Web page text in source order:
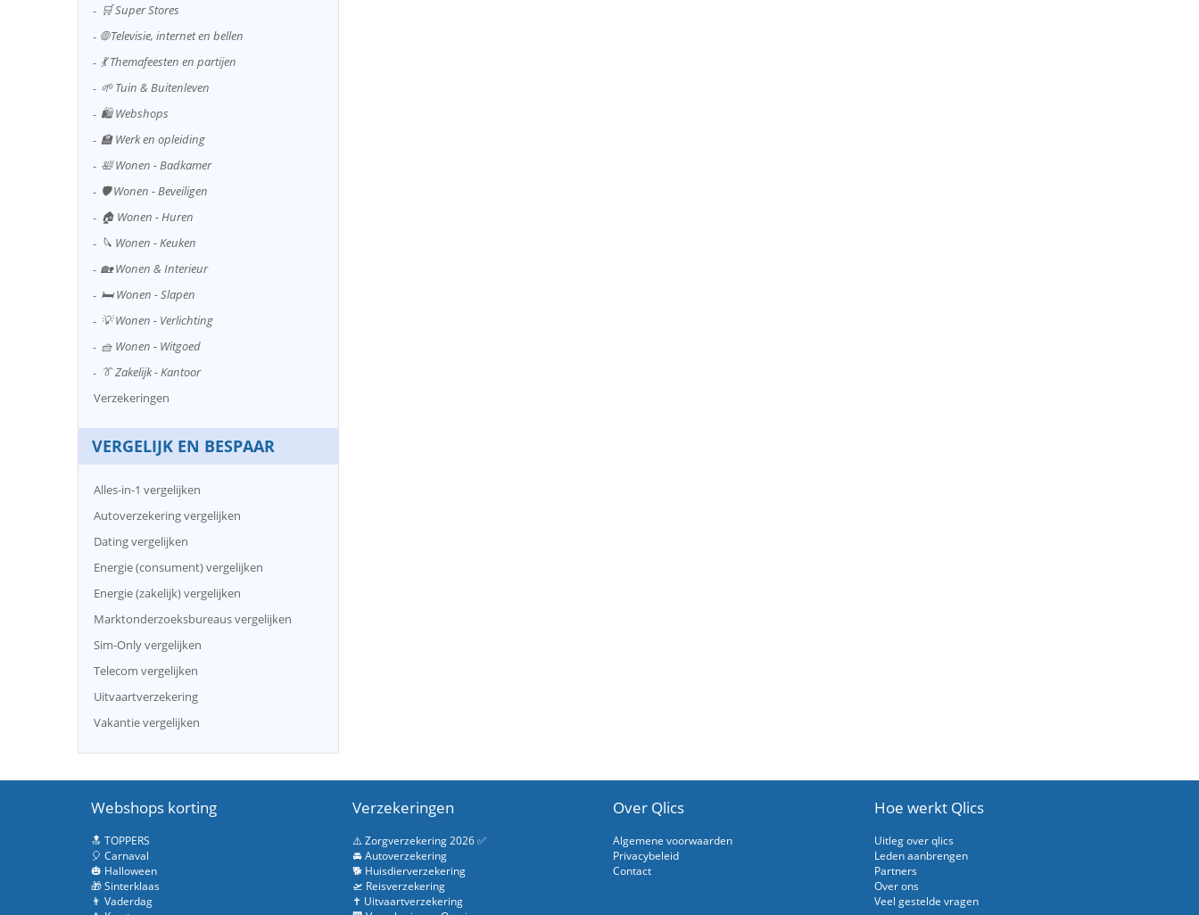
🛒 Super Stores
🌐 Televisie, internet en bellen
💃 Themafeesten en partijen
🌱 Tuin & Buitenleven
🛍️ Webshops
🏫 Werk en opleiding
🛀 Wonen - Badkamer
🛡️ Wonen - Beveiligen
🏠 Wonen - Huren
🔪 Wonen - Keuken
🏡 Wonen & Interieur
🛏️ Wonen - Slapen
💡 Wonen - Verlichting
🧺 Wonen - Witgoed
👔 Zakelijk - Kantoor
Verzekeringen
VERGELIJK EN BESPAAR
Alles-in-1 vergelijken
Autoverzekering vergelijken
Dating vergelijken
Energie (consument) vergelijken
Energie (zakelijk) vergelijken
Marktonderzoeksbureaus vergelijken
Sim-Only vergelijken
Telecom vergelijken
Uitvaartverzekering
Vakantie vergelijken
Webshops korting
🔝 TOPPERS
🎈 Carnaval
🎃 Halloween
🎁 Sinterklaas
👨 Vaderdag
Verzekeringen
⚠️ Zorgverzekering 2026 ✅
🚘 Autoverzekering
🐕 Huisdierverzekering
🛫 Reisverzekering
✝️ Uitvaartverzekering
Over Qlics
Algemene voorwaarden
Privacybeleid
Contact
Hoe werkt Qlics
Uitleg over qlics
Leden aanbrengen
Partners
Over ons
Veel gestelde vragen